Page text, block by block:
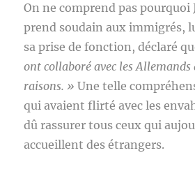
On ne comprend pas pourquoi
prend soudain aux immigrés,
sa prise de fonction, déclaré
ont collaboré avec les
raisons. »Une telle
qui avaient flirté avec les
dû rassurer tous ceux qui
accueillent des étrangers.